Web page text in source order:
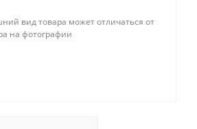
вид товара может отличаться от
на фотографии